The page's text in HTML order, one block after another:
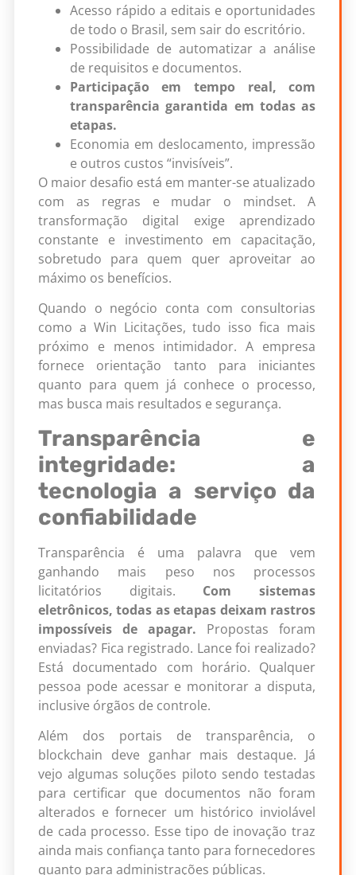
Acesso rápido a editais e oportunidades
de todo o Brasil, sem sair do escritório.
Possibilidade de automatizar a análise
de requisitos e documentos.
Participação em tempo real, com
transparência garantida em todas as
etapas.
Economia em deslocamento, impressão
e outros custos “invisíveis”.
O maior desafio está em manter-se atualizado
com as regras e mudar o mindset. A
transformação digital exige aprendizado
constante e investimento em capacitação,
sobretudo para quem quer aproveitar ao
máximo os benefícios.
Quando o negócio conta com consultorias
como a Win Licitações, tudo isso fica mais
próximo e menos intimidador. A empresa
fornece orientação tanto para iniciantes
quanto para quem já conhece o processo,
mas busca mais resultados e segurança.
Transparência e
integridade: a
tecnologia a serviço da
confiabilidade
Transparência é uma palavra que vem
ganhando mais peso nos processos
licitatórios digitais. Com sistemas
eletrônicos, todas as etapas deixam rastros
impossíveis de apagar. Propostas foram
enviadas? Fica registrado. Lance foi realizado?
Está documentado com horário. Qualquer
pessoa pode acessar e monitorar a disputa,
inclusive órgãos de controle.
Além dos portais de transparência, o
blockchain deve ganhar mais destaque. Já
vejo algumas soluções piloto sendo testadas
para certificar que documentos não foram
alterados e fornecer um histórico inviolável
de cada processo. Esse tipo de inovação traz
ainda mais confiança tanto para fornecedores
quanto para administrações públicas.